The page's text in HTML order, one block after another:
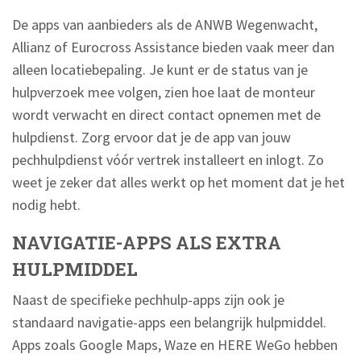
De apps van aanbieders als de ANWB Wegenwacht,
Allianz of Eurocross Assistance bieden vaak meer dan
alleen locatiebepaling. Je kunt er de status van je
hulpverzoek mee volgen, zien hoe laat de monteur
wordt verwacht en direct contact opnemen met de
hulpdienst. Zorg ervoor dat je de app van jouw
pechhulpdienst vóór vertrek installeert en inlogt. Zo
weet je zeker dat alles werkt op het moment dat je het
nodig hebt.
NAVIGATIE-APPS ALS EXTRA
HULPMIDDEL
Naast de specifieke pechhulp-apps zijn ook je
standaard navigatie-apps een belangrijk hulpmiddel.
Apps zoals Google Maps, Waze en HERE WeGo hebben